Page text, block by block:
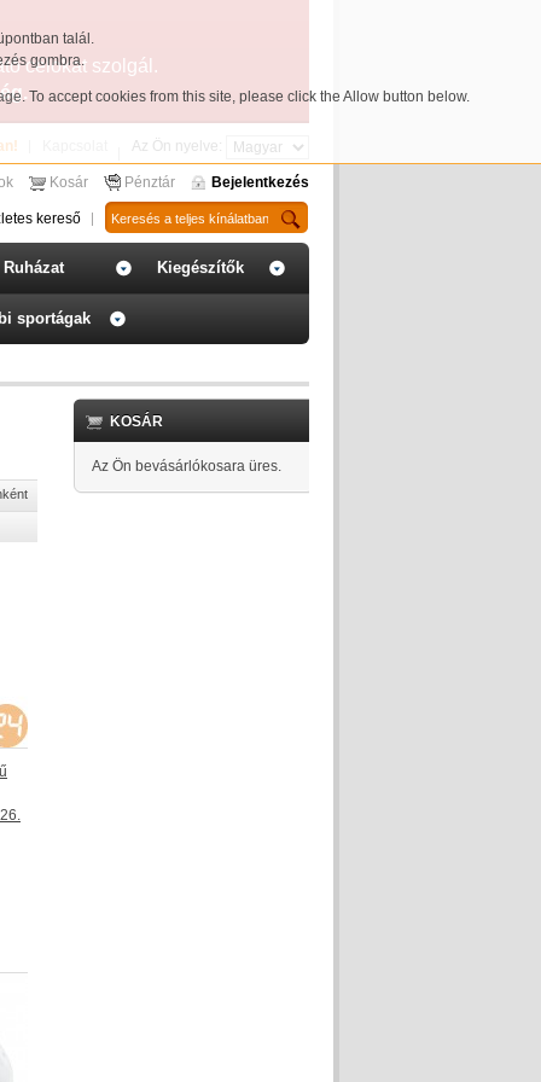
talál.
gombra.
. To accept cookies from this site, please click the Allow button below.
célokat szolgál.
Az Ön nyelve:
Kosár Pénztár Bejelentkezés
kereső
Ruházat Kiegészítők
sportágak
KOSÁR
Az Ön bevásárlókosara üres.